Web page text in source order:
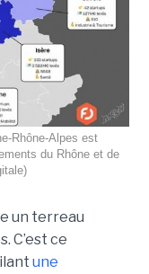
Rhône-Alpes est
du Rhône et de
un terreau
C’est ce
une